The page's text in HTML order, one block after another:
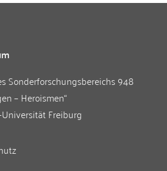
Sonderforschungsbereichs 948
– Heroismen“
Freiburg